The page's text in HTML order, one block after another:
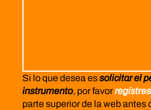
Si lo que desea essolicitar el
instrumento, por favor
parte superior de la web antes